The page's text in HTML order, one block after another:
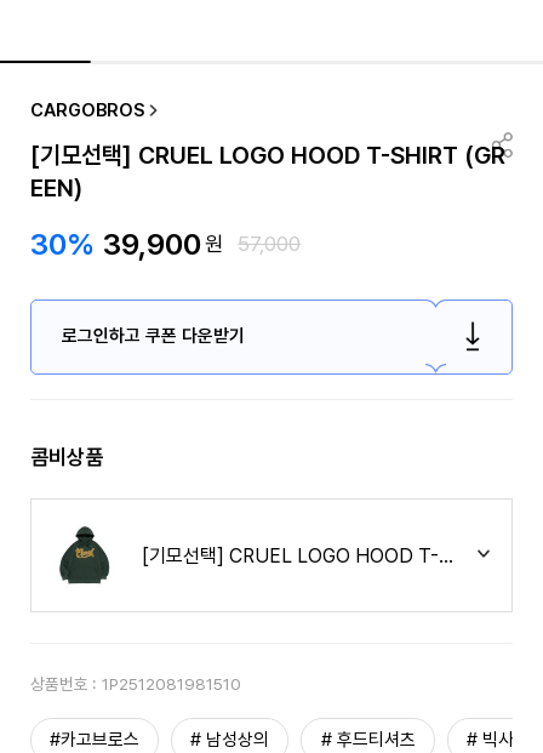
CARGOBROS
[기모선택] CRUEL LOGO HOOD T-SHIRT (GR
EEN)
30% 39,900원 57,000
로그인하고 쿠폰 다운받기
콤비상품
[기모선택] CRUEL LOGO HOOD T-SHIRT
상품번호 : 1P2512081981510
#카고브로스 # 남성상의 # 후드티셔츠 # 빅사이